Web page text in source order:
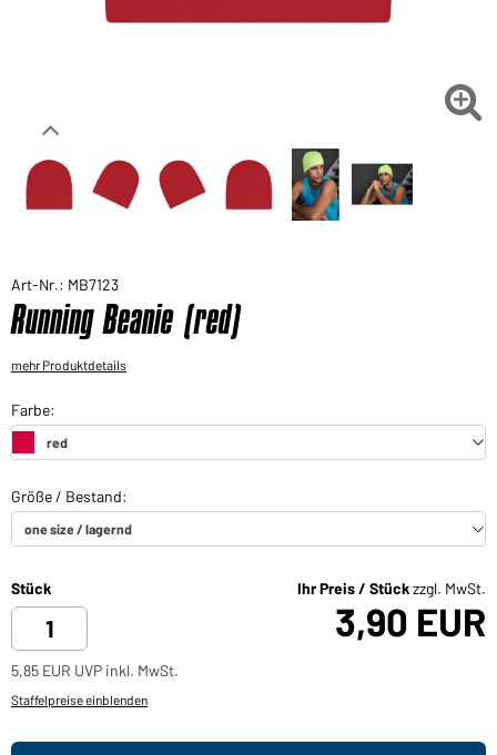
Sie möchten gerne für Ihren privaten Bedarf

Art-Nr.: MB7123
Running Beanie (red)
mehr Produktdetails
Stück Ihr Preis / Stückzzgl. MwSt.
3,90 EUR
5,85 EUR UVP inkl. MwSt.
Staffelpreise einblenden